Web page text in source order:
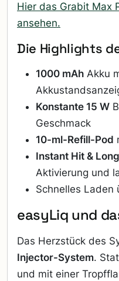
Hier das Grabit Max
ansehen.
Die Highlights
1000 mAh Akku
Konstante 15 W
Geschmack
10-ml-Refill-Pod
Instant Hit &
Aktivierung und
Schnelles Laden
easyLiq und
Das Herzstück des
Injector-System.
und mit einer